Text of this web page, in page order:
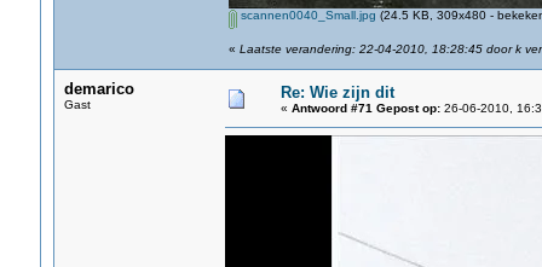
scannen0040_Small.jpg (24.5 KB, 309x480 -
« Laatste verandering: 22-04-2010, 18:28:45 door k
demarico
Gast
Re: Wie zijn dit
« Antwoord #71 Gepost op:26-06-2010,